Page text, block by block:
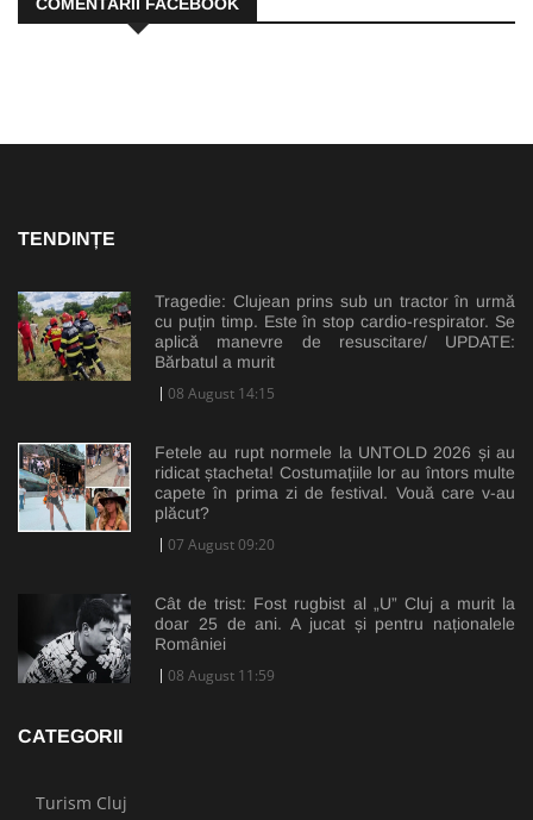
COMENTARII FACEBOOK
TENDINȚE
Tragedie: Clujean prins sub un tractor în urmă
cu puțin timp. Este în stop cardio-respirator. Se
aplică manevre de resuscitare/ UPDATE:
Bărbatul a murit
08 August 14:15
Fetele au rupt normele la UNTOLD 2026 și au
ridicat ștacheta! Costumațiile lor au întors multe
capete în prima zi de festival. Vouă care v-au
plăcut?
07 August 09:20
Cât de trist: Fost rugbist al „U” Cluj a murit la
doar 25 de ani. A jucat și pentru naționalele
României
08 August 11:59
CATEGORII
Turism Cluj